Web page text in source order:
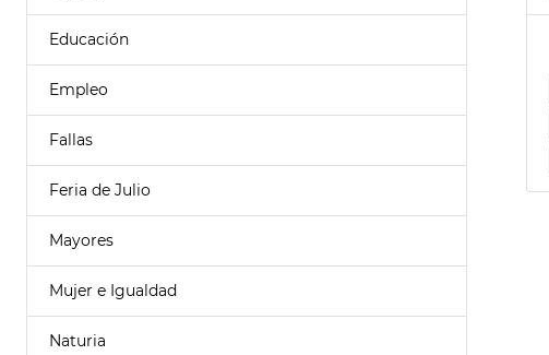
Educación
Empleo
Fallas
Feria de Julio
Mayores
Mujer e Igualdad
Naturia